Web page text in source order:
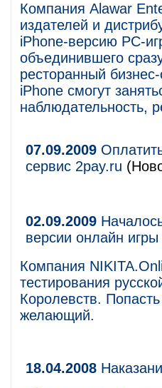
Компания Alawar
издателей и
iPhone-версию PC-
объединившего
ресторанный
iPhone смогут
наблюдательность,
07.09.2009
сервис 2pay.ru
02.09.2009
версии онлайн
Компания
тестирования
Королевств.
желающий.
18.04.2008